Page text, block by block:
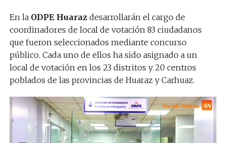
En la ODPE Huaraz desarrollarán el cargo de
coordinadores de local de votación 83 ciudadanos
que fueron seleccionados mediante concurso
público. Cada uno de ellos ha sido asignado a un
local de votación en los 23 distritos y 20 centros
poblados de las provincias de Huaraz y Carhuaz.